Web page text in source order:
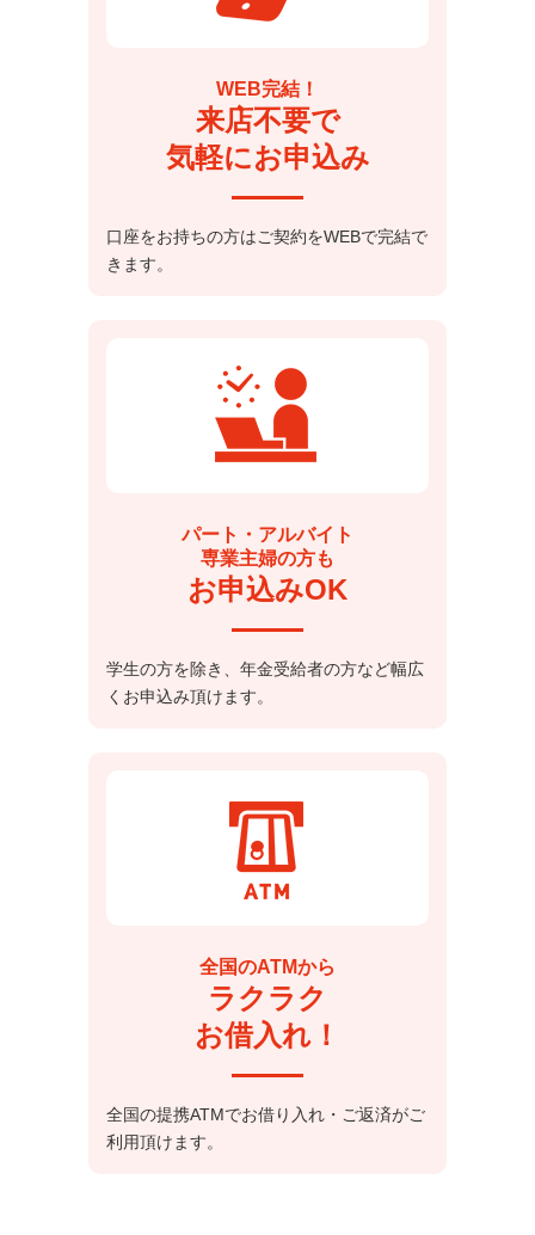
WEB完結！
来店不要で
気軽にお申込み
口座をお持ちの方はご契約をWEBで完結で
きます。
パート・アルバイト
専業主婦の方も
お申込みOK
学生の方を除き、年金受給者の方など幅広
くお申込み頂けます。
全国のATMから
ラクラク
お借入れ！
全国の提携ATMでお借り入れ・ご返済がご
利用頂けます。